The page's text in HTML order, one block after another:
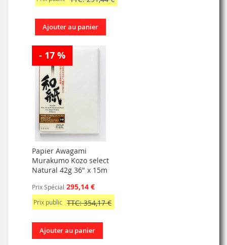
Ajouter au panier
- 17 %
Papier Awagami
Murakumo Kozo select
Natural 42g 36" x 15m
Prix Spécial 295,14 €
Prix public TTC: 354,17 €
Ajouter au panier